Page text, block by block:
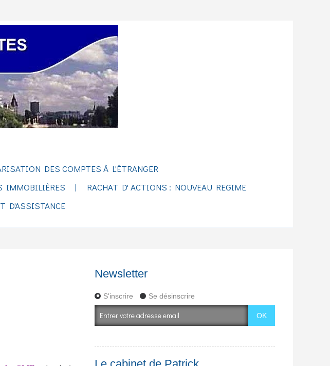
DES COMPTES À L'ÉTRANGER
IMMOBILIÈRES
RACHAT D' ACTIONS : NOUVEAU REGIME
D'ASSISTANCE
Newsletter
S'inscrire Se désinscrire